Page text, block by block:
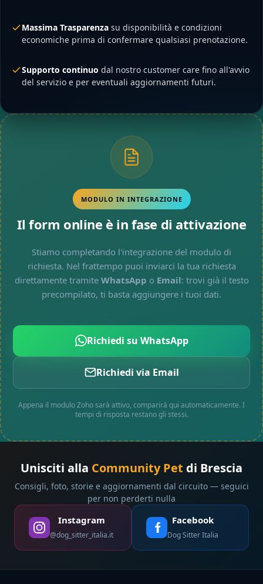
Massima Trasparenza su disponibilità e condizioni
economiche prima di confermare qualsiasi prenotazione.
Supporto continuo dal nostro customer care fino all'avvio
del servizio e per eventuali aggiornamenti futuri.
MODULO IN INTEGRAZIONE
Il form online è in fase di attivazione
Stiamo completando l'integrazione del modulo di
richiesta. Nel frattempo puoi inviarci la tua richiesta
direttamente tramite WhatsApp o Email: trovi già il testo
precompilato, ti basta aggiungere i tuoi dati.
Richiedi su WhatsApp
Richiedi via Email
Appena il modulo Zoho sarà attivo, comparirà qui automaticamente. I
tempi di risposta restano gli stessi.
Unisciti alla Community Pet di Brescia
Consigli, foto, storie e aggiornamenti dal circuito — seguici
per non perderti nulla
Instagram
@dog_sitter_italia.it
Facebook
Dog Sitter Italia